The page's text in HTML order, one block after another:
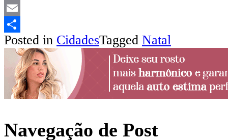
LinkedIn
Email
Share
Posted in CidadesTagged Natal
Navegação de Post